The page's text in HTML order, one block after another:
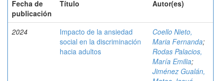
Fecha de
publicación
Título Autor(es)
2024
Impacto de la ansiedad
social en la discriminación
hacia adultos
Coello Nieto,
Maria Fernanda;
Rodas Palacios,
María Emilia;
Jiménez Gualán,